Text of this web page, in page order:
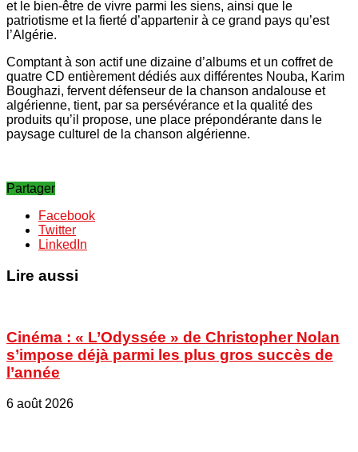
et le bien-être de vivre parmi les siens, ainsi que le
patriotisme et la fierté d’appartenir à ce grand pays qu’est
l’Algérie.
Comptant à son actif une dizaine d’albums et un coffret de
quatre CD entièrement dédiés aux différentes Nouba, Karim
Boughazi, fervent défenseur de la chanson andalouse et
algérienne, tient, par sa persévérance et la qualité des
produits qu’il propose, une place prépondérante dans le
paysage culturel de la chanson algérienne.
Partager
Facebook
Twitter
LinkedIn
Lire aussi
Cinéma : « L’Odyssée » de Christopher Nolan
s’impose déjà parmi les plus gros succès de
l’année
6 août 2026